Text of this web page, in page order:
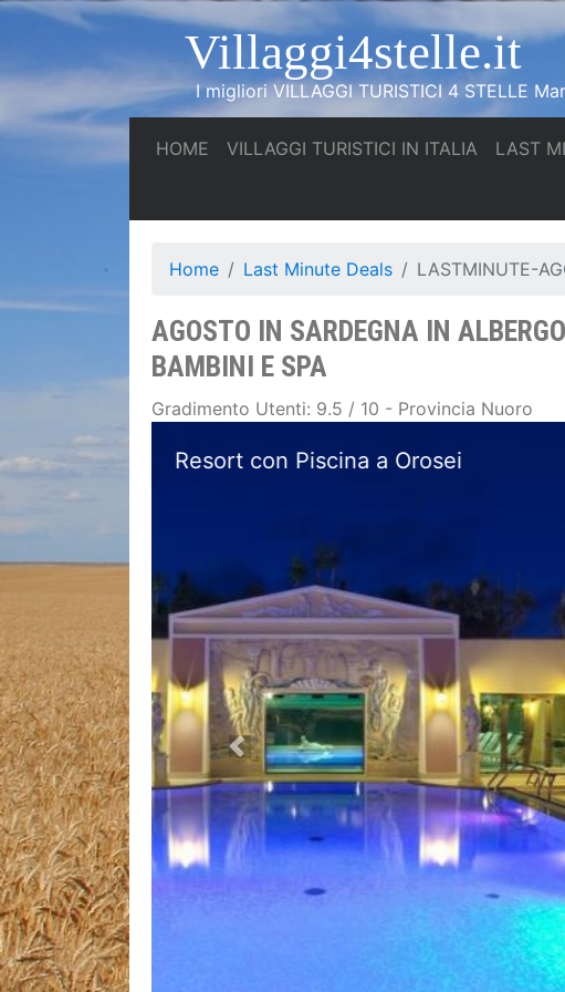
Villaggi4stelle.it
I migliori VILLAGGI TURISTICI 4 STELLE
HOME (current)
VILLAGGI TURISTICI IN ITALIA (current)
LAST
Home Last Minute Deals LASTMINUTE-
AGOSTO IN SARDEGNA IN
BAMBINI E SPA
Gradimento Utenti: 9.5 / 10 - Provincia Nuoro
Previous